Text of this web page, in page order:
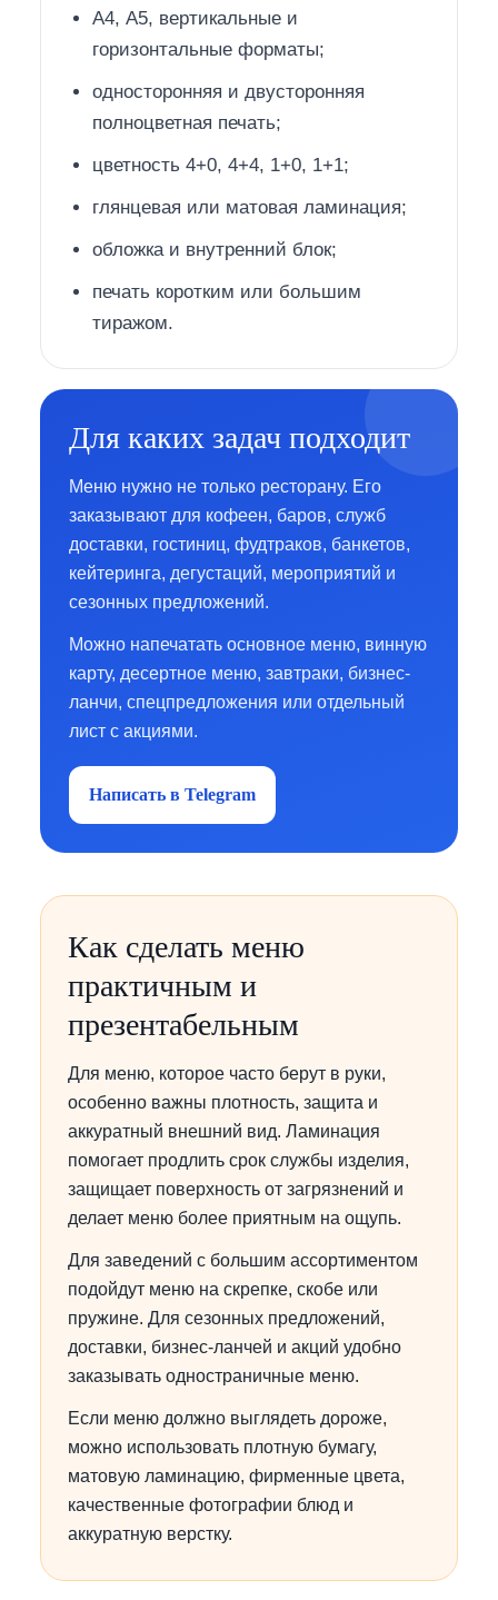
А4, А5, вертикальные и
горизонтальные форматы;
односторонняя и двусторонняя
полноцветная печать;
цветность 4+0, 4+4, 1+0, 1+1;
глянцевая или матовая ламинация;
обложка и внутренний блок;
печать коротким или большим
тиражом.
Для каких задач подходит
Меню нужно не только ресторану. Его
заказывают для кофеен, баров, служб
доставки, гостиниц, фудтраков, банкетов,
кейтеринга, дегустаций, мероприятий и
сезонных предложений.
Можно напечатать основное меню, винную
карту, десертное меню, завтраки, бизнес-
ланчи, спецпредложения или отдельный
лист с акциями.
Написать в Telegram
Как сделать меню
практичным и
презентабельным
Для меню, которое часто берут в руки,
особенно важны плотность, защита и
аккуратный внешний вид. Ламинация
помогает продлить срок службы изделия,
защищает поверхность от загрязнений и
делает меню более приятным на ощупь.
Для заведений с большим ассортиментом
подойдут меню на скрепке, скобе или
пружине. Для сезонных предложений,
доставки, бизнес-ланчей и акций удобно
заказывать одностраничные меню.
Если меню должно выглядеть дороже,
можно использовать плотную бумагу,
матовую ламинацию, фирменные цвета,
качественные фотографии блюд и
аккуратную верстку.